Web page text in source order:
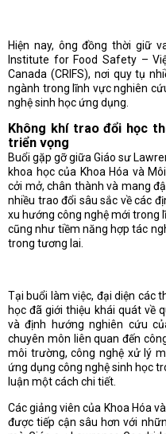
Hiện nay, ông đồng thời giữ
Institute for Food Safety –
Canada (CRIFS), nơi quy tụ
ngành trong lĩnh vực nghiên
nghệ sinh học ứng dụng.
Không khí trao đổi học
triển vọng
Buổi gặp gỡ giữa Giáo sư
khoa học của Khoa Hóa và
cởi mở, chân thành và mang
nhiều trao đổi sâu sắc về các
xu hướng công nghệ mới trong
cũng như tiềm năng hợp tác
trong tương lai.
Tại buổi làm việc, đại diện các
học đã giới thiệu khái quát về
và định hướng nghiên cứu
chuyên môn liên quan đến
môi trường, công nghệ xử lý
ứng dụng công nghệ sinh học
luận một cách chi tiết.
Các giảng viên của Khoa Hóa
được tiếp cận sâu hơn với